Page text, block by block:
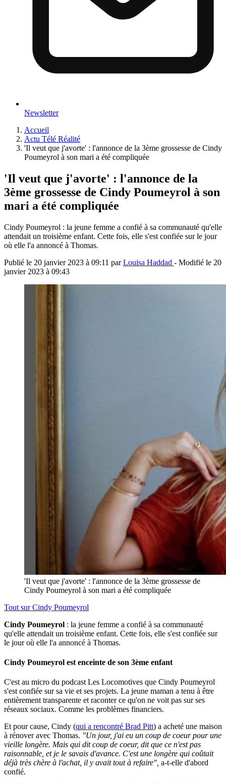
Newsletter
Accueil
Actu Télé Réalité
'Il veut que j'avorte' : l'annonce de la 3ème grossesse de Cindy
Poumeyrol à son mari a été compliquée
'Il veut que j'avorte' : l'annonce de la
3ème grossesse de Cindy Poumeyrol à son
mari a été compliquée
Cindy Poumeyrol : la jeune femme a confié à sa communauté qu'elle
attendait un troisième enfant. Cette fois, elle s'est confiée sur le jour
où elle l'a annoncé à Thomas.
Publié le 20 janvier 2023 à 09:11 parLouisa Haddad - Modifié le 20
janvier 2023 à 09:43
'Il veut que j'avorte' : l'annonce de la 3ème grossesse de
Cindy Poumeyrol à son mari a été compliquée
Tout surCindy Poumeyrol
Cindy Poumeyrol : la jeune femme a confié à sa communauté
qu'elle attendait un troisième enfant. Cette fois, elle s'est confiée sur
le jour où elle l'a annoncé à Thomas.
Cindy Poumeyrol est enceinte de son 3ème enfant
C'est au micro du podcast Les Locomotives que Cindy Poumeyrol
s'est confiée sur sa vie et ses projets. La jeune maman a tenu à être
entièrement transparente et raconter ce qu'on ne voit pas sur ses
réseaux sociaux. Comme les problèmes financiers.
Et pour cause, Cindy (qui a rencontré Brad Pitt) a acheté une maison
à rénover avec Thomas. "Un jour, j'ai eu un coup de coeur pour une
vieille longère. Mais qui dit coup de coeur, dit que ce n'est pas
raisonnable, et je le savais d'avance. C'est une longère qui coûtait
déjà très chère à l'achat, il y avait tout à refaire", a-t-elle d'abord
confié.